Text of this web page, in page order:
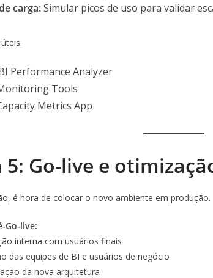
carga:Simular picos de uso para validar
Performance Analyzer
Tools
Metrics App
5: Go-live e
é hora de colocar o novo ambiente em produção.
Go-live:
interna com usuários finais
das equipes de BI e usuários de negócio
da nova arquitetura